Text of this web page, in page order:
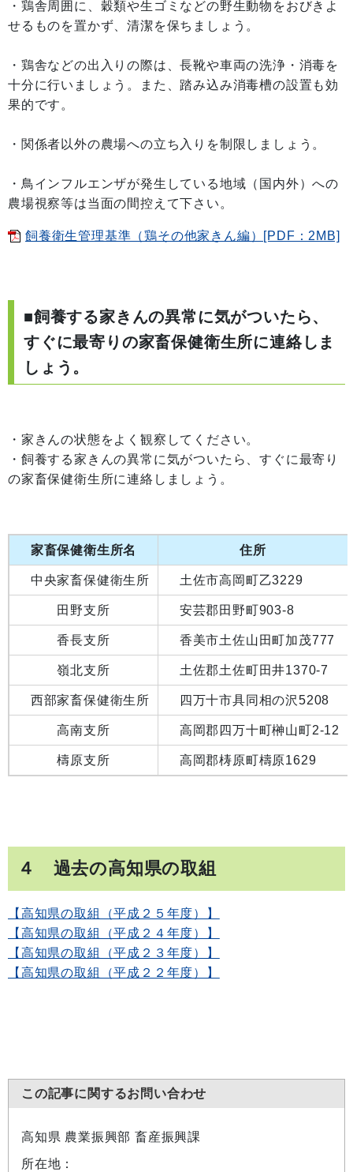
・鶏舎周囲に、穀類や生ゴミなどの野生動物をおびきよ
せるものを置かず、清潔を保ちましょう。
・鶏舎などの出入りの際は、長靴や車両の洗浄・消毒を
十分に行いましょう。また、踏み込み消毒槽の設置も効
果的です。
・関係者以外の農場への立ち入りを制限しましょう。
・鳥インフルエンザが発生している地域（国内外）への
農場視察等は当面の間控えて下さい。
飼養衛生管理基準（鶏その他家きん編）[PDF：2MB]
■飼養する家きんの異常に気がついたら、
すぐに最寄りの家畜保健衛生所に連絡しま
しょう。
・家きんの状態をよく観察してください。
・飼養する家きんの異常に気がついたら、すぐに最寄り
の家畜保健衛生所に連絡しましょう。
家畜保健衛生所名 住所
中央家畜保健衛生所 土佐市高岡町乙3229
田野支所 安芸郡田野町903-8
香長支所 香美市土佐山田町加茂777
嶺北支所 土佐郡土佐町田井1370-7
西部家畜保健衛生所 四万十市具同相の沢5208
高南支所 高岡郡四万十町榊山町2-12
檮原支所 高岡郡梼原町檮原1629
４ 過去の高知県の取組
【高知県の取組（平成２５年度）】
【高知県の取組（平成２４年度）】
【高知県の取組（平成２３年度）】
【高知県の取組（平成２２年度）】
この記事に関するお問い合わせ
高知県 農業振興部 畜産振興課
所在地：